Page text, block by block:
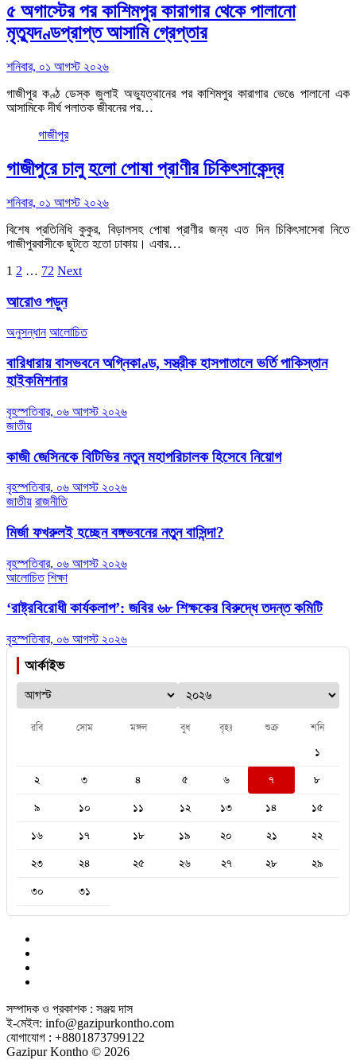
৫ অগাস্টের পর কাশিমপুর কারাগার থেকে পালানো
মৃত্যুদণ্ডপ্রাপ্ত আসামি গ্রেপ্তার
শনিবার, ০১ আগস্ট ২০২৬
গাজীপুর কণ্ঠ ডেস্ক জুলাই অভ্যুত্থানের পর কাশিমপুর কারাগার ভেঙে পালানো এক
আসামিকে দীর্ঘ পলাতক জীবনের পর…
গাজীপুর
গাজীপুরে চালু হলো পোষা প্রাণীর চিকিৎসাকেন্দ্র
শনিবার, ০১ আগস্ট ২০২৬
বিশেষ প্রতিনিধি কুকুর, বিড়ালসহ পোষা প্রাণীর জন্য এত দিন চিকিৎসাসেবা নিতে
গাজীপুরবাসীকে ছুটতে হতো ঢাকায়। এবার…
Posts
pagination
1 2 … 72 Next
আরোও পড়ুন
অনুসন্ধান আলোচিত
বারিধারায় বাসভবনে অগ্নিকাণ্ড, সস্ত্রীক হাসপাতালে ভর্তি পাকিস্তান
হাইকমিশনার
বৃহস্পতিবার, ০৬ আগস্ট ২০২৬
জাতীয়
কাজী জেসিনকে বিটিভির নতুন মহাপরিচালক হিসেবে নিয়োগ
বৃহস্পতিবার, ০৬ আগস্ট ২০২৬
জাতীয় রাজনীতি
মির্জা ফখরুলই হচ্ছেন বঙ্গভবনের নতুন বাসিন্দা?
বৃহস্পতিবার, ০৬ আগস্ট ২০২৬
আলোচিত শিক্ষা
‘রাষ্ট্রবিরোধী কার্যকলাপ’: জবির ৬৮ শিক্ষকের বিরুদ্ধে তদন্ত কমিটি
বৃহস্পতিবার, ০৬ আগস্ট ২০২৬
আর্কাইভ
রবি সোম মঙ্গল বুধ বৃহঃ শুক্র শনি
১
২
৩ ৪ ৫ ৬ ৭
৮
৯
১০ ১১ ১২ ১৩ ১৪
১৫
১৬
১৭ ১৮ ১৯ ২০ ২১
২২
২৩
২৪ ২৫ ২৬ ২৭ ২৮
২৯
৩০
৩১
সম্পাদক ও প্রকাশক : সঞ্জয় দাস
ই-মেইল: info@gazipurkontho.com
যোগাযোগ : +8801873799122
Gazipur Kontho © 2026